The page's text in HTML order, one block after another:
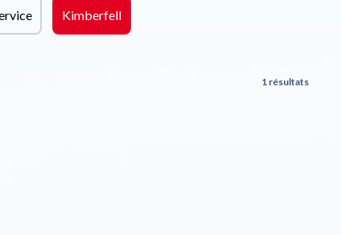
Kimberfell
1 résultats